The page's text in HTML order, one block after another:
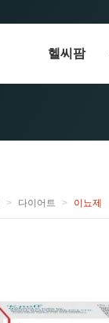
헬씨팜
다이어트 이뇨제